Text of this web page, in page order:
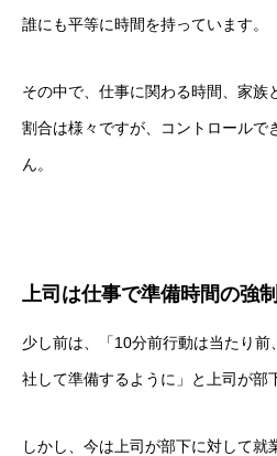
誰にも平等に時間を持っています。
その中で、仕事に関わる時間、家族
割合は様々ですが、コントロールで
ん。
上司は仕事で準備時間の強
少し前は、「10分前行動は当たり前
社して準備するように」と上司が部
しかし、今は上司が部下に対して就